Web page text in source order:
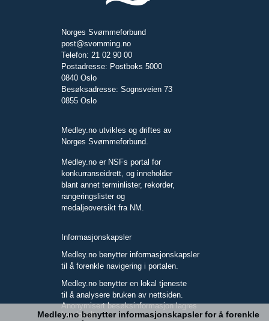
Norges Svømmeforbund
post@svomming.no
Telefon: 21 02 90 00
Postadresse: Postboks 5000
0840 Oslo
Besøksadresse: Sognsveien 73
0855 Oslo
Medley.no utvikles og driftes av
Norges Svømmeforbund.
Medley.no er NSFs portal for
konkurranseidrett, og inneholder
blant annet terminlister, rekorder,
rangeringslister og
medaljeoversikt fra NM.
Informasjonskapsler
Medley.no benytter informasjonskapsler
til å forenkle navigering i portalen.
Medley.no benytter en lokal tjeneste
til å analysere bruken av nettsiden.
Anonymisert besøksinformasjon lagres
kun lokalt.
Medley.no benytter informasjonskapsler for å forenkle